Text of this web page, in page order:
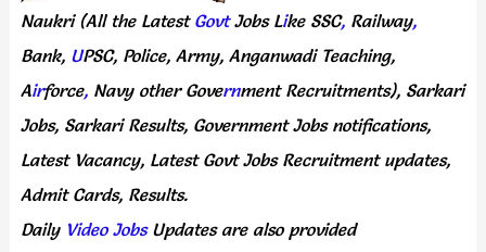
Naukri (All the Latest Govt Jobs Like SSC, Railway,
Bank, UPSC, Police, Army, Anganwadi Teaching,
Airforce, Navy other Government Recruitments), Sarkari
Jobs, Sarkari Results, Government Jobs notifications,
Latest Vacancy, Latest Govt Jobs Recruitment updates,
Admit Cards, Results.
Daily Video JobsUpdates are also provided